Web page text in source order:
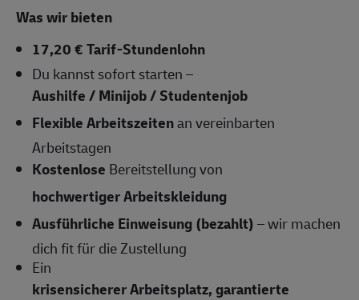
Was wir bieten
17,20 € Tarif-Stundenlohn
Du kannst sofort starten –
Aushilfe / Minijob / Studentenjob
Flexible Arbeitszeitenan vereinbarten
Arbeitstagen
Kostenlose Bereitstellung von
hochwertiger Arbeitskleidung
Ausführliche Einweisung (bezahlt)– wir machen
dich fit für die Zustellung
Ein
krisensicherer Arbeitsplatz, garantierte